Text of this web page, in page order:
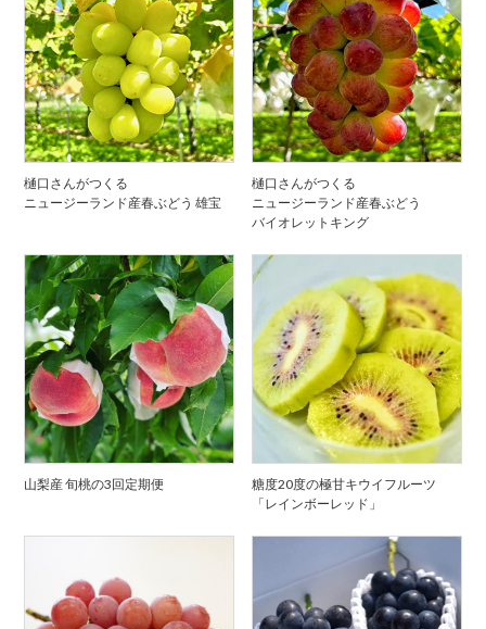
樋口さんがつくる
ニュージーランド産春ぶどう 雄宝
樋口さんがつくる
ニュージーランド産春ぶどう
バイオレットキング
山梨産 旬桃の3回定期便
糖度20度の極甘キウイフルーツ
「レインボーレッド」